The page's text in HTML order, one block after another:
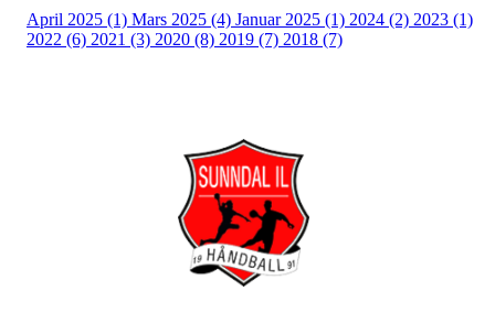
April 2025 (1) Mars 2025 (4) Januar 2025 (1) 2024 (2) 2023 (1)
2022 (6) 2021 (3) 2020 (8) 2019 (7) 2018 (7)